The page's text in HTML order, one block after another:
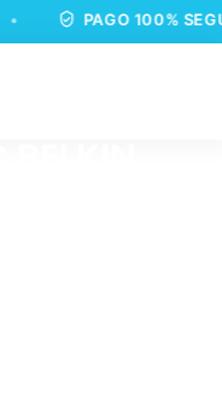
PAGO 100%